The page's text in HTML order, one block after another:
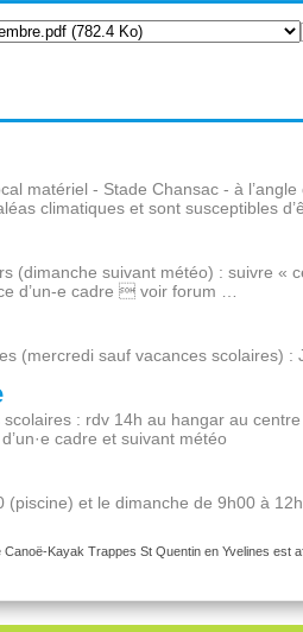
matériel - Stade Chansac - à
climatiques et sont susceptibles
(dimanche suivant météo) : suivre
d’un-e cadre  voir forum …
(mercredi sauf vacances scolaires)
: rdv 14h au hangar au
cadre et suivant météo
(piscine) et le dimanche de 9h00 à
Canoë-Kayak Trappes St Quentin en Yvelines est